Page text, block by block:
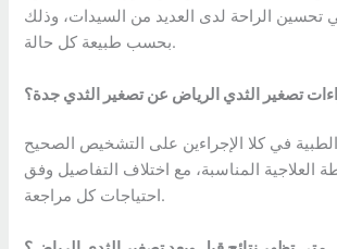
تحسين الراحة لدى العديد من السيدات، وذلك
بحسب طبيعة كل حالة.
تصغير الثدي الرياض عن تصغير الثدي جدة؟
الطبية في كلا الإجراءين على التشخيص الصحيح
العلاجية المناسبة، مع اختلاف التفاصيل وفق
احتياجات كل مراجعة.